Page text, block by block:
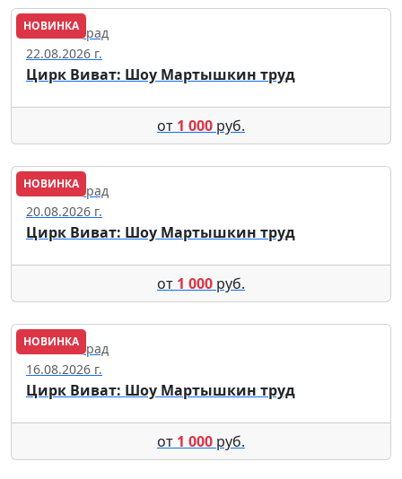
НОВИНКА
Калининград
22.08.2026 г.
Цирк Виват: Шоу Мартышкин труд
от 1 000 руб.
НОВИНКА
Калининград
20.08.2026 г.
Цирк Виват: Шоу Мартышкин труд
от 1 000 руб.
НОВИНКА
Калининград
16.08.2026 г.
Цирк Виват: Шоу Мартышкин труд
от 1 000 руб.